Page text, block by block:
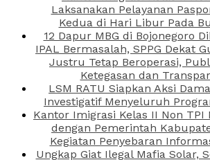
Laksanakan Pelayanan
Kedua di Hari Libur Pada
12 Dapur MBG di Bojonegoro
IPAL Bermasalah, SPPG Dekat
Justru Tetap Beroperasi,
Ketegasan dan
LSM RATU Siapkan Aksi
Investigatif Menyeluruh
Kantor Imigrasi Kelas II Non TPI
dengan Pemerintah
Kegiatan Penyebaran
Ungkap Giat Ilegal Mafia Solar,